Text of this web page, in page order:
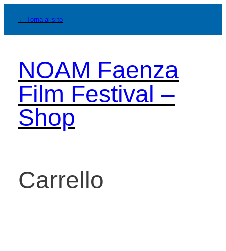
contenuto
← Torna al sito
NOAM Faenza
Film Festival –
Shop
Carrello